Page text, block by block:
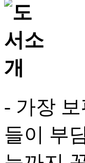
- 가장
들이 부